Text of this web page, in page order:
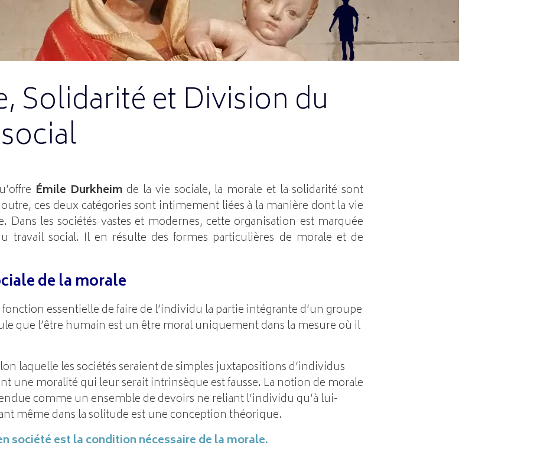
Solidarité et Division du
Émile Durkheim de la vie sociale, la morale et la solidarité sont
ces deux catégories sont intimement liées à la manière dont la vie
Dans les sociétés vastes et modernes, cette organisation est marquée
travail social. Il en résulte des formes particulières de morale et de
de la morale
essentielle de faire de l’individu la partie intégrante d’un groupe
que l’être humain est un être moral uniquement dans la mesure où il
laquelle les sociétés seraient de simples juxtapositions d’individus
une moralité qui leur serait intrinsèque est fausse. La notion de morale
comme un ensemble de devoirs ne reliant l’individu qu’à lui-
même dans la solitude est une conception théorique.
société est la condition nécessaire de la morale.